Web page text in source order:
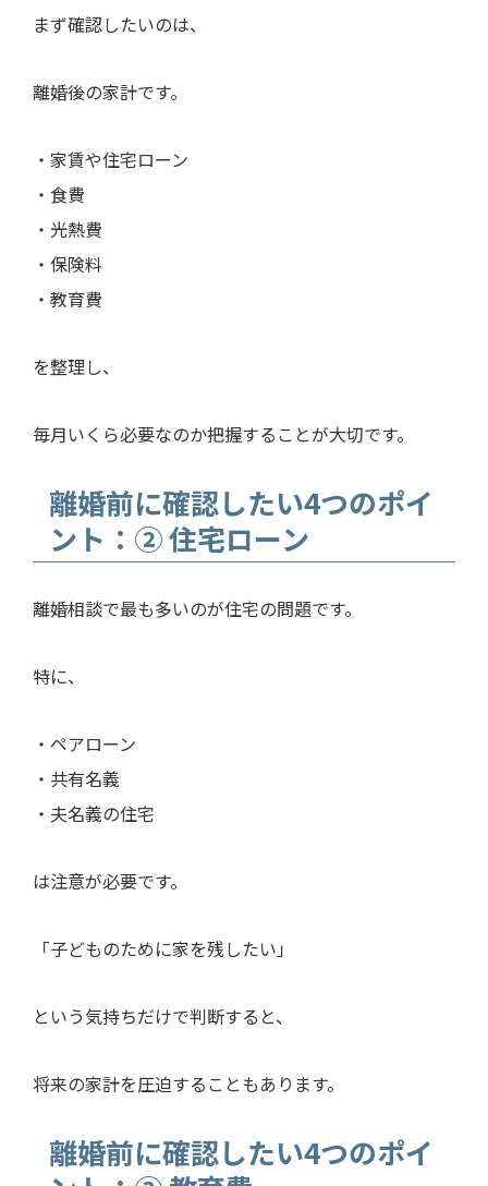
まず確認したいのは、
離婚後の家計です。
・家賃や住宅ローン
・食費
・光熱費
・保険料
・教育費
を整理し、
毎月いくら必要なのか把握することが大切です。
離婚前に確認したい4つのポイ
ント：② 住宅ローン
離婚相談で最も多いのが住宅の問題です。
特に、
・ペアローン
・共有名義
・夫名義の住宅
は注意が必要です。
「子どものために家を残したい」
という気持ちだけで判断すると、
将来の家計を圧迫することもあります。
離婚前に確認したい4つのポイ